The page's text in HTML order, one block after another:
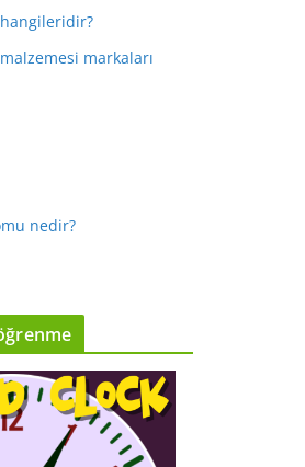
markaları
nedir?